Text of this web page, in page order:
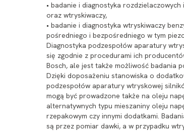
• badanie i diagnostyka
oraz wtryskiwaczy,
• badanie i diagnostyka wtryskiwaczy
pośredniego i bezpośredniego w tym
Diagnostyka podzespołów aparatury
się zgodnie z procedurami ich
Bosch, ale jest także możliwość badania
Dzięki doposażeniu stanowiska o
podzespołów aparatury wtryskowej
mogą być prowadzone także na oleju
alternatywnych typu mieszaniny oleju
rzepakowym czy innymi dodatkami.
są przez pomiar dawki, a w przypadku